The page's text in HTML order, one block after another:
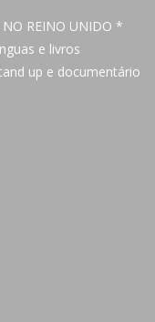
REINO UNIDO *
e livros
up e documentário